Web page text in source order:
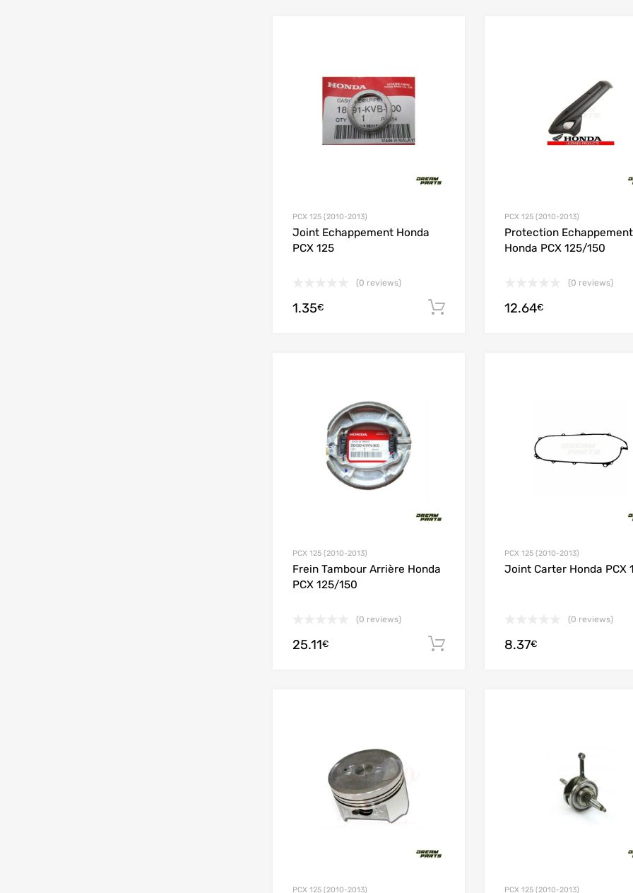
PCX 125 (2010-2013)
Joint Echappement Honda
PCX 125
(0 reviews)
1.35€ Ajouter au panier
PCX 125 (2010-2013)
Protection Echappement
Honda PCX 125/150
(0 reviews)
12.64€
PCX 125 (2010-2013)
Frein Tambour Arrière Honda
PCX 125/150
(0 reviews)
25.11€ Ajouter au panier
PCX 125 (2010-2013)
Joint Carter Honda PCX
(0 reviews)
8.37€
PCX 125 (2010-2013) PCX 125 (2010-2013)